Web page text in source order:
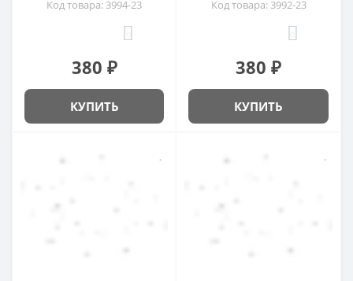
Код товара: 3994-23
380 ₽
КУПИТЬ
Код товара: 3992-23
380 ₽
КУПИТЬ